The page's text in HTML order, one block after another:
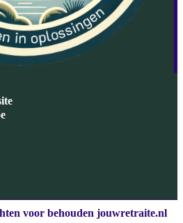
voor behouden jouwretraite.nl